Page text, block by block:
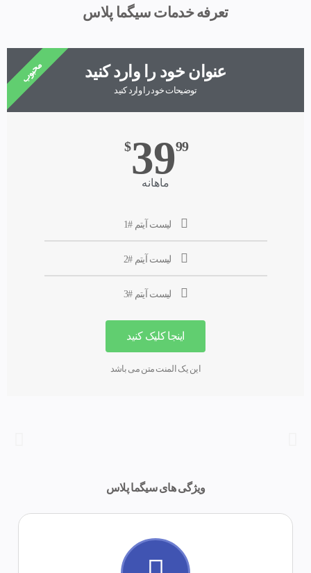
تعرفه خدمات سیگما پلاس
عنوان خود را وارد کنید
توضیحات خود را وارد کنید
$3999
ماهانه
لیست آیتم #1
لیست آیتم #2
لیست آیتم #3
اینجا کلیک کنید
این یک المنت متن می باشد
محبوب
ویژگی های سیگما پلاس